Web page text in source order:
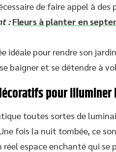
de faire appel à des
: Fleurs à planter en
idéale pour rendre son
baigner et se détendre à
pour illuminer
toutes sortes de
fois la nuit tombée, ce
réel espace enchanté qui